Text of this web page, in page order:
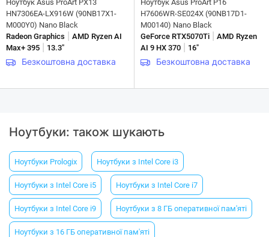
Ноутбук Asus ProArt PX13
HN7306EA-LX916W (90NB17X1-
M000Y0) Nano Black
Radeon Graphics
AMD Ryzen AI
Max+ 395
13.3"
Безкоштовна доставка
Ноутбук Asus ProArt P16
H7606WR-SE024X (90NB17D1-
M00140) Nano Black
GeForce RTX5070Ti
AMD Ryzen
AI 9 HX 370
16"
Безкоштовна доставка
Ноутбуки: також шукають
Ноутбуки Prologix Ноутбуки з Intel Core i3
Ноутбуки з Intel Core i5 Ноутбуки з Intel Core i7
Ноутбуки з Intel Core i9 Ноутбуки з 8 ГБ оперативної пам'яті
Ноутбуки з 16 ГБ оперативної пам'яті